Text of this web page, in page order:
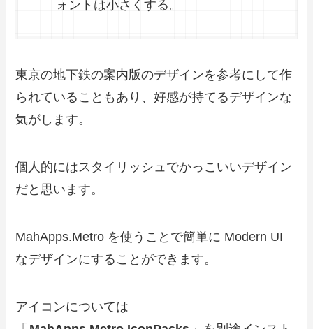
ォントは小さくする。
東京の地下鉄の案内版のデザインを参考にして作
られていることもあり、好感が持てるデザインな
気がします。
個人的にはスタイリッシュでかっこいいデザイン
だと思います。
MahApps.Metro を使うことで簡単に Modern UI
なデザインにすることができます。
アイコンについては